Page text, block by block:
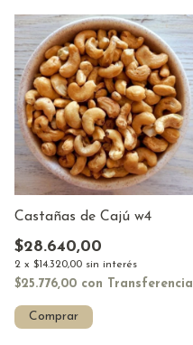
Castañas de Cajú w4
$28.640,00
2 x $14.320,00 sin interés
$25.776,00 con Transferencia
Comprar